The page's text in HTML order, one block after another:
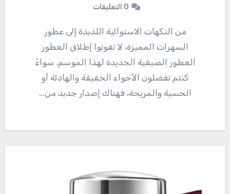
0 التعليقات
من النكهات الاستوائية اللذيذة إلى عطور
السهرات المميزة، لا تفوتوا إطلاق العطور
العطور الصيفية الجديدة لهذا الموسم. سواءً
كنتم تفضلون الأجواء الخفيفة والهادئة أو
الحسية والمريحة، فهناك إصدار جديد من…